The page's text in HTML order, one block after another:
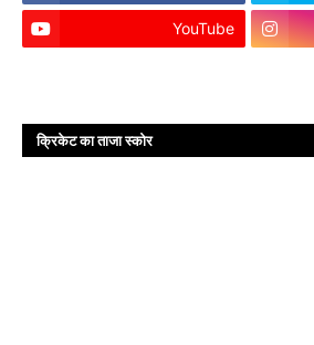
YouTube
क्रिकेट का ताजा स्कोर